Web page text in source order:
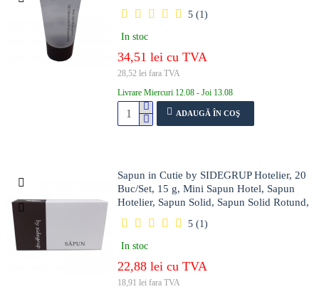
Dus, Mini Sampon pentru Hotel, Cosmetice
Hotel, Set Cosmetice pentru Hoteluri
In stoc
34,51 lei cu TVA
28,52 lei fara TVA
5 (1)
Livrare Miercuri 12.08 - Joi 13.08
ADAUGĂ ÎN COŞ
Sapun in Cutie by SIDEGRUP Hotelier, 20
Buc/Set, 15 g, Mini Sapun Hotel, Sapun
Hotelier, Sapun Solid, Sapun Solid Rotund,
Sapunuri Rotunde, Sapunuri Mici Rotunde
In stoc
22,88 lei cu TVA
18,91 lei fara TVA
5 (1)